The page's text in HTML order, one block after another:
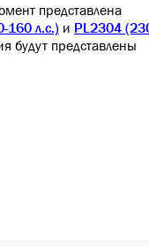
представлена
160 л.с.) и PL2304
будут представлены